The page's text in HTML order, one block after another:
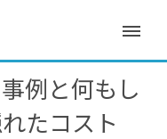
例と何もし
たコスト